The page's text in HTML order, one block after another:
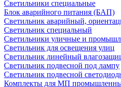
Светильники специальные
Блок аварийного питания (БАП)
Светильник аварийный,
Светильник специальный
Светильники уличные и
Светильник для освещения улиц
Светильник линейный
Светильник подвесной под лампу
Светильник подвесной
Комплекты для МП